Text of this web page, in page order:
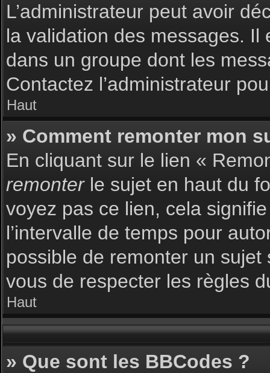
L’administrateur peut avoir
la validation des messages. Il
dans un groupe dont les
Contactez l’administrateur
Haut
» Comment remonter mon
En cliquant sur le lien «
remonterle sujet en haut du
voyez pas ce lien, cela
l’intervalle de temps pour
possible de remonter un
vous de respecter les règles
Haut
» Que sont les BBCodes ?